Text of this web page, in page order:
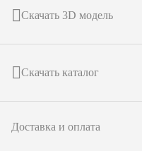
Скачать 3D модель
Скачать каталог
Доставка и оплата